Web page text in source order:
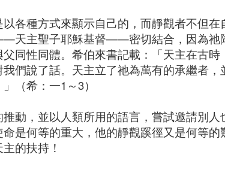
各種方式來顯示自己的，而靜觀者不但
天主聖子耶穌基督——密切結合，因為祂
同性同體。希伯來書記載：「天主在古
們說了話。天主立了祂為萬有的承繼者
（希：一1～3）
動，並以人類所用的語言，嘗試邀請別
是何等的重大，他的靜觀蹊徑又是何等
的扶持！